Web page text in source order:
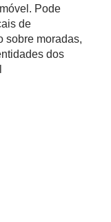
Pode
de
sobre moradas,
dos